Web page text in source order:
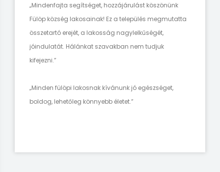
„Mindenfajta segítséget, hozzájárulást köszönünk
Fülöp község lakosainak! Ez a település megmutatta
összetartó erejét, a lakosság nagylelkűségét,
jóindulatát. Hálánkat szavakban nem tudjuk
kifejezni.”
„Minden fülöpi lakosnak kívánunk jó egészséget,
boldog, lehetőleg könnyebb életet.”